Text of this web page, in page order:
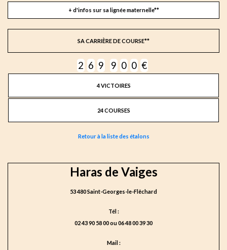
+ d'infos sur sa lignée maternelle**
SA CARRIÈRE DE COURSE**
2 6 9 9 0 0 €
4 VICTOIRES
24 COURSES
Retour à la liste des étalons
Haras de Vaiges
53 480 Saint-Georges-le-Flêchard
Tél :
02 43 90 58 00 ou 06 48 00 39 30
Mail :